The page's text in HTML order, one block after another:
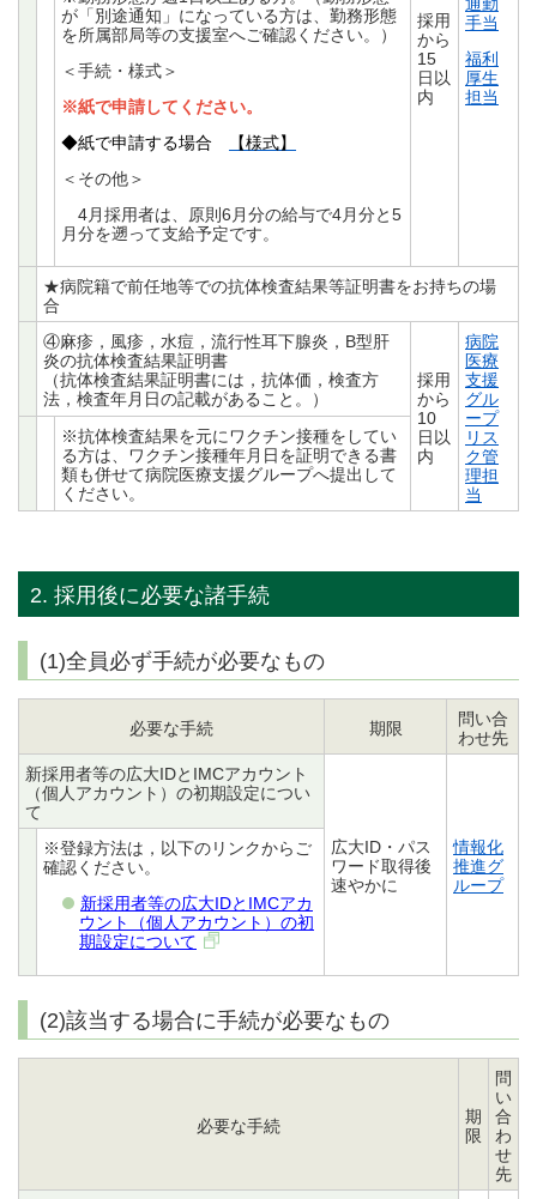
が「別途通知」になっている方は、勤務形態
を所属部局等の支援室へご確認ください。）
＜手続・様式＞
※紙で申請してください。
◆紙で申請する場合
【様式】
＜その他＞
4月採用者は、原則6月分の給与で4月分と5
月分を遡って支給予定です。
採用
から
15
日以
内
手当
福利
厚生
担当
★病院籍で前任地等での抗体検査結果等証明書をお持ちの場
合
④麻疹，風疹，水痘，流行性耳下腺炎，B型肝
炎の抗体検査結果証明書
（抗体検査結果証明書には，抗体価，検査方
法，検査年月日の記載があること。）
採用
から
10
日以
内
病院
医療
支援
グル
ープ
リス
ク管
理担
当
※抗体検査結果を元にワクチン接種をしてい
る方は、ワクチン接種年月日を証明できる書
類も併せて病院医療支援グループへ提出して
ください。
2. 採用後に必要な諸手続
(1)全員必ず手続が必要なもの
必要な手続 期限
問い合
わせ先
新採用者等の広大IDとIMCアカウント
（個人アカウント）の初期設定につい
て
広大ID・パス
ワード取得後
速やかに
情報化
推進グ
ループ
※登録方法は，以下のリンクからご
確認ください。
新採用者等の広大IDとIMCアカ
ウント（個人アカウント）の初
期設定について
(2)該当する場合に手続が必要なもの
必要な手続
期
限
問
い
合
わ
せ
先